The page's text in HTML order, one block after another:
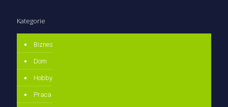
Kategorie
Biznes
Dom
Hobby
Praca